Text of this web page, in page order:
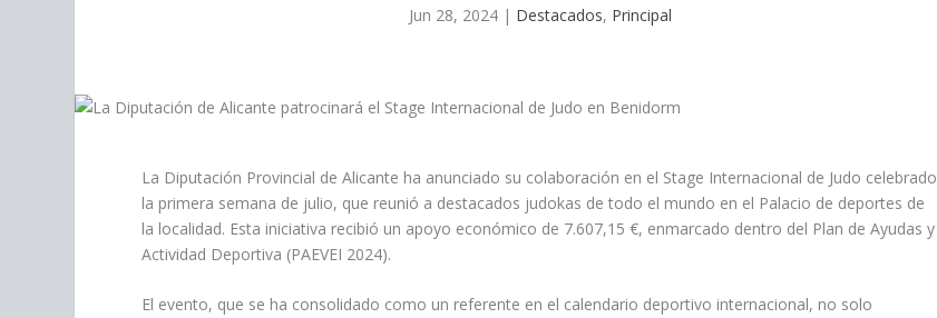
Jun 28, 2024| Destacados, Principal
La Diputación Provincial de Alicante ha anunciado su colaboración en el Stage Internacional de Judo celebrado
la primera semana de julio, que reunió a destacados judokas de todo el mundo en el Palacio de deportes de
la localidad. Esta iniciativa recibió un apoyo económico de 7.607,15 €, enmarcado dentro del Plan de Ayudas y
Actividad Deportiva (PAEVEI 2024).
El evento, que se ha consolidado como un referente en el calendario deportivo internacional, no solo